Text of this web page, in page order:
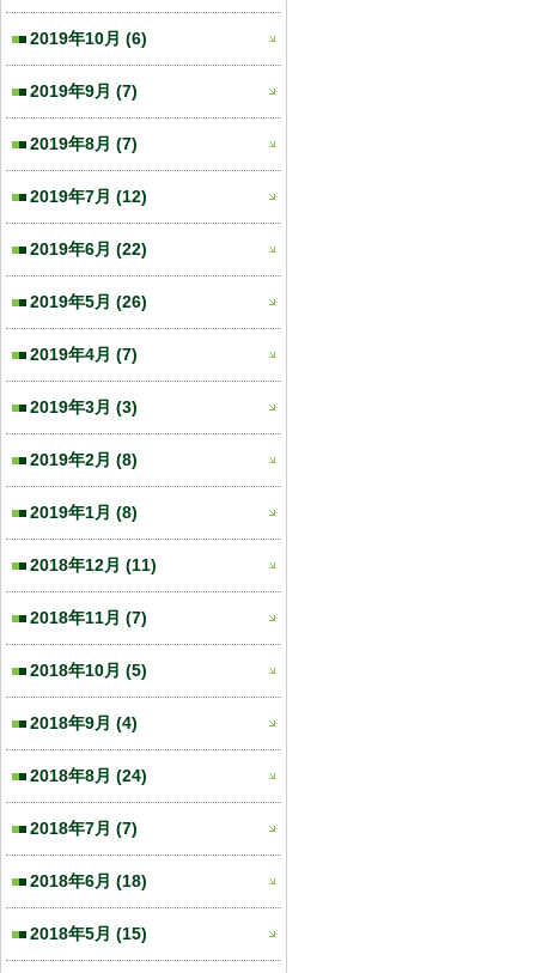
2019年10月 (6)
2019年9月 (7)
2019年8月 (7)
2019年7月 (12)
2019年6月 (22)
2019年5月 (26)
2019年4月 (7)
2019年3月 (3)
2019年2月 (8)
2019年1月 (8)
2018年12月 (11)
2018年11月 (7)
2018年10月 (5)
2018年9月 (4)
2018年8月 (24)
2018年7月 (7)
2018年6月 (18)
2018年5月 (15)